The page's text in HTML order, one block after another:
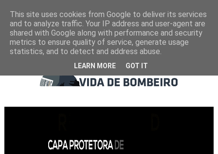
This site uses cookies from Google to deliver its services
and to analyze traffic. Your IP address and user-agent are
shared with Google along with performance and security
metrics to ensure quality of service, generate usage
statistics, and to detect and address abuse.
LEARN MORE GOT IT